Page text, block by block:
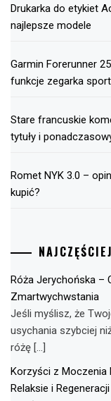
Drukarka do etykiet
najlepsze modele
Garmin Forerunner
funkcje zegarka
Stare francuskie
tytuły i
Romet NYK 3.0 –
kupić?
Róża Jerychońska –
Zmartwychwstania
Jeśli myślisz, że
usychania szybciej
różę […]
Korzyści z Moczenia
Relaksie i Regeneracji